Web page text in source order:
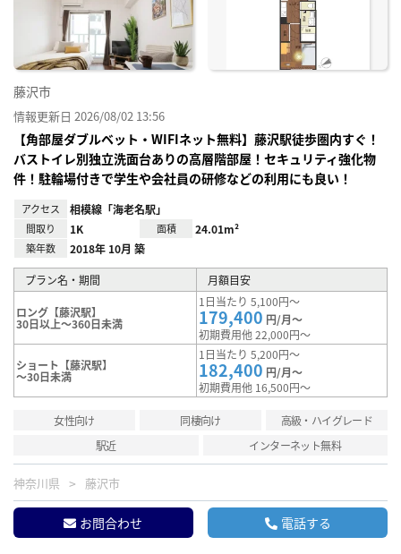
藤沢市
情報更新日 2026/08/02 13:56
【角部屋ダブルベット・WIFIネット無料】藤沢駅徒歩圏内すぐ！
バストイレ別独立洗面台ありの高層階部屋！セキュリティ強化物
件！駐輪場付きで学生や会社員の研修などの利用にも良い！
アクセス 相模線「海老名駅」
間取り 1K 面積 24.01m²
築年数 2018年 10月 築
プラン名・期間 月額目安
ロング【藤沢駅】
30日以上～360日未満
1日当たり 5,100円～
179,400 円/月～
初期費用他 22,000円～
ショート【藤沢駅】
～30日未満
1日当たり 5,200円～
182,400 円/月～
初期費用他 16,500円～
女性向け 同棲向け
高級・ハイグレード
駅近
インターネット無料
神奈川県 藤沢市
お問合わせ 電話する